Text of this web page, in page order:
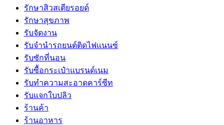
รักษาสิวสเตียรอยด์
รักษาสุขภาพ
รับจัดงาน
รับจํานํารถยนต์ติดไฟแนนซ์
รับซักที่นอน
รับซื้อกระเป๋าแบรนด์เนม
รับทำความสะอาดคาร์ซีท
รับแจกใบปลิว
ร้านค้า
ร้านอาหาร